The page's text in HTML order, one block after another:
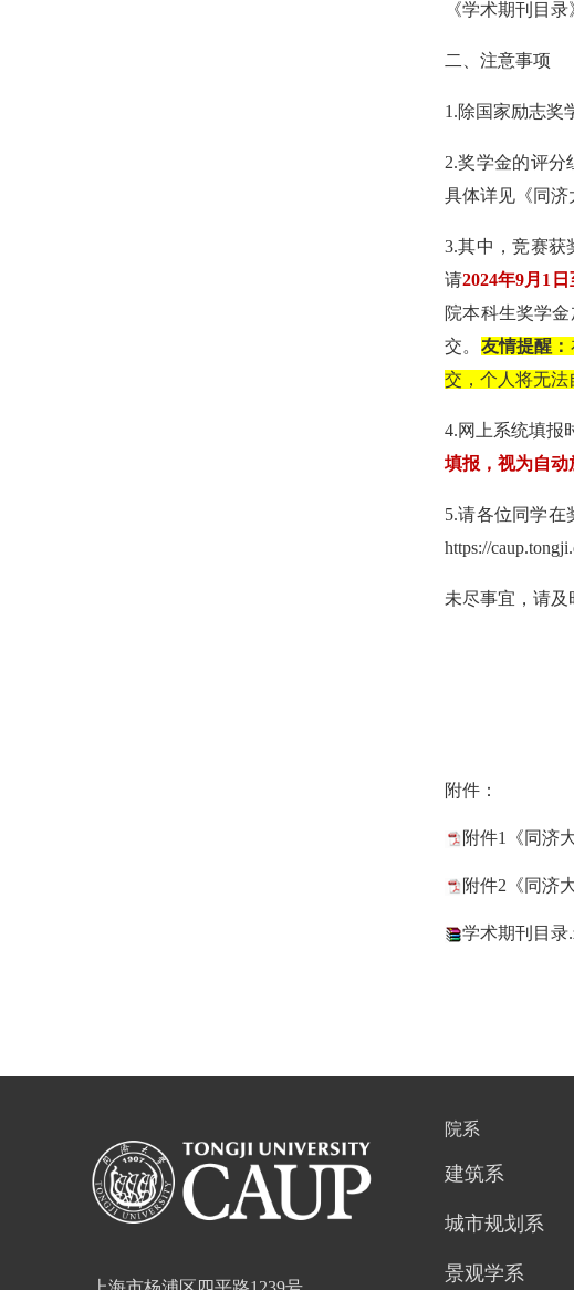
《学术期刊目录
二、注意事项
1.除国家励志奖
2.奖学金的评分
具体详见《同济
3.其中，竞赛获
请2024年9月 1
院本科生奖学
交。 友情提醒：
交，个人将无法
4.网上系统填报
填报，视为自动
5.请各位同学在
https://
未尽事宜，请
附件：
附件1《同济
附件2《同济
学术期刊目录
院系
建筑系
城市规划系
景观学系